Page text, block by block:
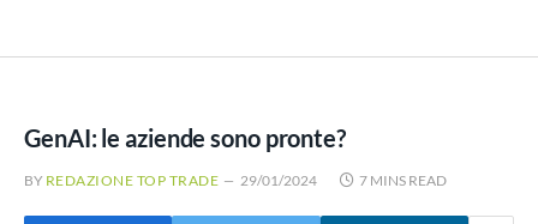
GenAI: le aziende sono pronte?
BY REDAZIONE TOP TRADE 29/01/2024 7 MINS READ